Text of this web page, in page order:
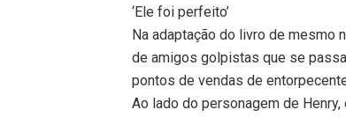
‘Ele foi perfeito’
Na adaptação do livro de mesmo
de amigos golpistas que se
pontos de vendas de
Ao lado do personagem de